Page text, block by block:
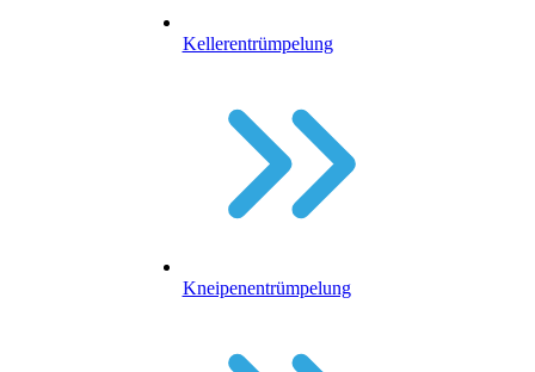
Kellerentrümpelung
Kneipenentrümpelung